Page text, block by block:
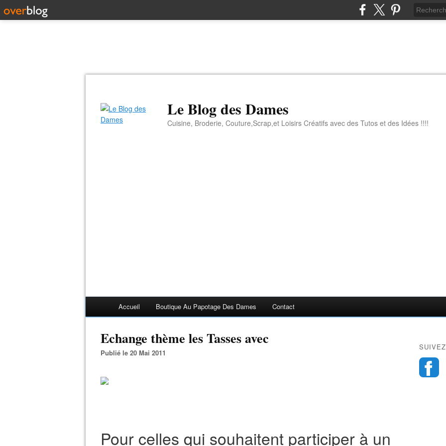
Le Blog des Dames
Cuisine, Broderie, Couture,Scrap,et Loisirs Créatifs avec des Tutos et des Idées !!!!
Accueil Boutique Au Papotage Des Dames Contact
Echange thème les Tasses avec
Publié le 20 Mai 2011
Pour celles qui souhaitent participer à un